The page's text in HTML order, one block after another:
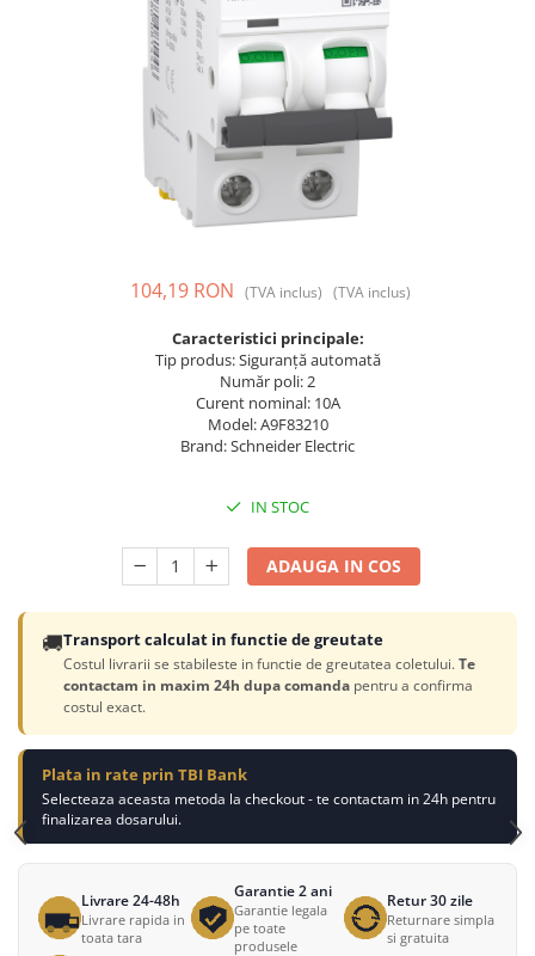
Prize și fișe industriale
Suporturi de fixare
Variator de tensiune
104,19 RON (TVA inclus) (TVA inclus)
Caracteristici principale:
Tip produs: Siguranță automată
Număr poli: 2
Curent nominal: 10A
Model: A9F83210
Brand: Schneider Electric
IN STOC
ADAUGA IN COS
🚚Transport calculat in functie de greutate
Costul livrarii se stabileste in functie de greutatea coletului.Te
contactam in maxim 24h dupa comanda pentru a confirma
costul exact.
Plata in rate prin TBI Bank
Selecteaza aceasta metoda la checkout - te contactam in 24h pentru
finalizarea dosarului.
Livrare 24-48h
Livrare rapida in
toata tara
Garantie 2 ani
Garantie legala
pe toate
produsele
Retur 30 zile
Returnare simpla
si gratuita